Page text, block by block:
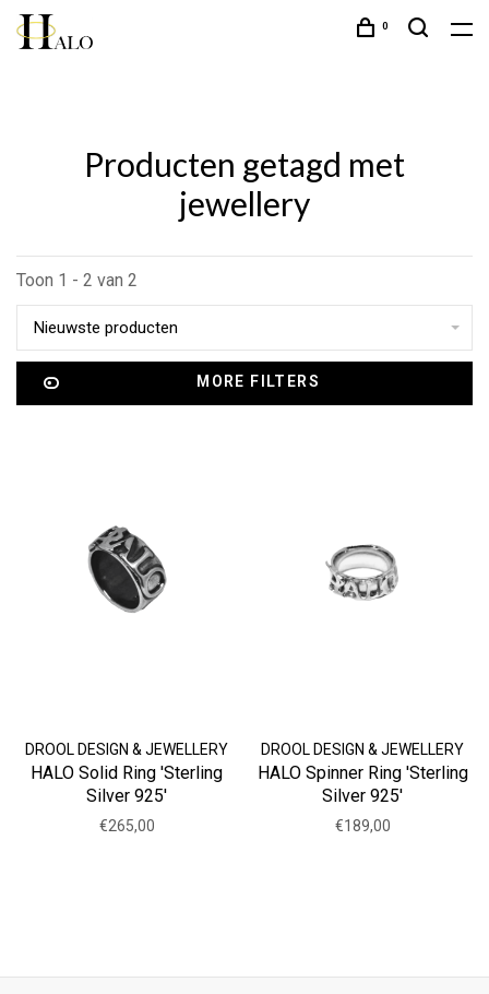
0
Producten getagd met
jewellery
Toon 1 - 2 van 2
Nieuwste producten
MORE FILTERS
DROOL DESIGN & JEWELLERY
HALO Solid Ring 'Sterling
Silver 925'
€265,00
DROOL DESIGN & JEWELLERY
HALO Spinner Ring 'Sterling
Silver 925'
€189,00